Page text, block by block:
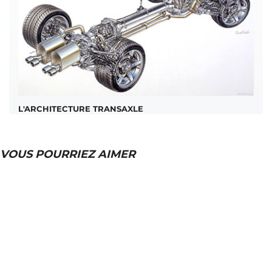
L'ARCHITECTURE TRANSAXLE
VOUS POURRIEZ AIMER